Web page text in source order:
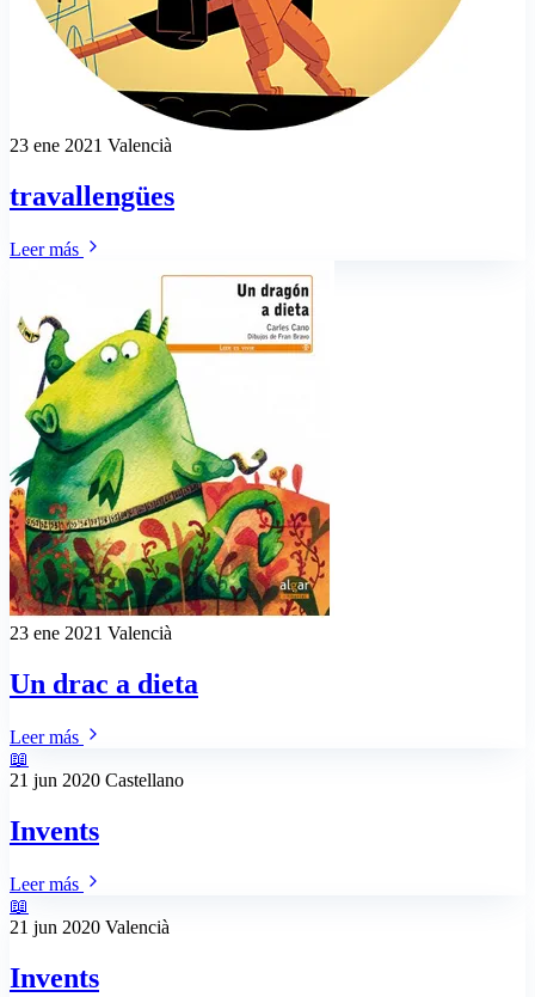
23 ene 2021 Valencià
travallengües
Leer más
23 ene 2021 Valencià
Un drac a dieta
Leer más
📖
21 jun 2020 Castellano
Invents
Leer más
📖
21 jun 2020 Valencià
Invents